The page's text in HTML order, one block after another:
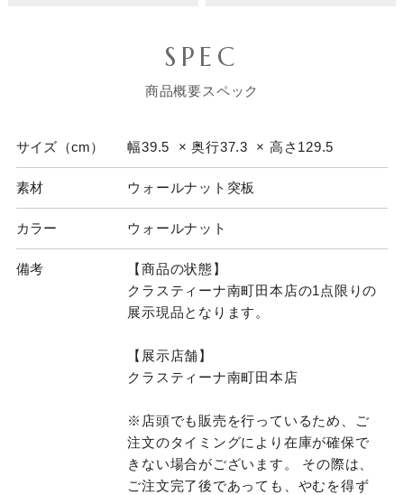
SPEC
商品概要スペック
サイズ（cm） 幅39.5 × 奥行37.3 × 高さ129.5
素材 ウォールナット突板
カラー ウォールナット
備考
【商品の状態】
クラスティーナ南町田本店の1点限りの
展示現品となります。
【展示店舗】
クラスティーナ南町田本店
※店頭でも販売を行っているため、ご
注文のタイミングにより在庫が確保で
きない場合がございます。 その際は、
ご注文完了後であっても、やむを得ず